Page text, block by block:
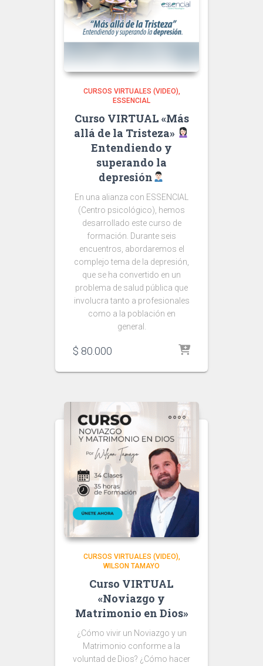
CURSOS VIRTUALES (VIDEO)
ESSENCIAL
Curso VIRTUAL «Más
allá de la Tristeza»
Entendiendo y
superando la
depresión
En una alianza con ESSENCIAL
(Centro psicológico), hemos
desarrollado este curso de
formación. Durante seis
encuentros, abordaremos el
complejo tema de la depresión,
que se ha convertido en un
problema de salud pública que
involucra tanto a profesionales
como a la población en
general.
$ 80.000
CURSOS VIRTUALES (VIDEO)
WILSON TAMAYO
Curso VIRTUAL
«Noviazgo y
Matrimonio en Dios»
¿Cómo vivir un Noviazgo y un
Matrimonio conforme a la
voluntad de Dios? ¿Cómo hacer